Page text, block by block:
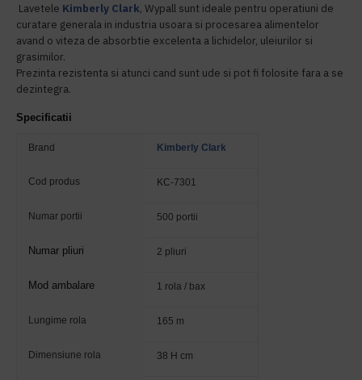
Lavetele Kimberly Clark, Wypall sunt ideale pentru operatiuni de
curatare generala in industria usoara si procesarea alimentelor
avand o viteza de absorbtie excelenta a lichidelor, uleiurilor si
grasimilor.
Prezinta rezistenta si atunci cand sunt ude si pot fi folosite fara a se
dezintegra.
Specificatii
Brand Kimberly Clark
Cod produs KC-7301
Numar portii 500 portii
Numar pliuri 2 pliuri
Mod ambalare 1 rola / bax
Lungime rola 165 m
Dimensiune rola 38 H cm